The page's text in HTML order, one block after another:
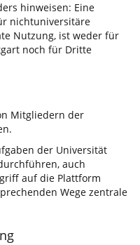
hinweisen: Eine
nichtuniversitäre
Nutzung, ist weder für
noch für Dritte
Mitgliedern der
der Universität
auch
auf die Plattform
Wege zentrale